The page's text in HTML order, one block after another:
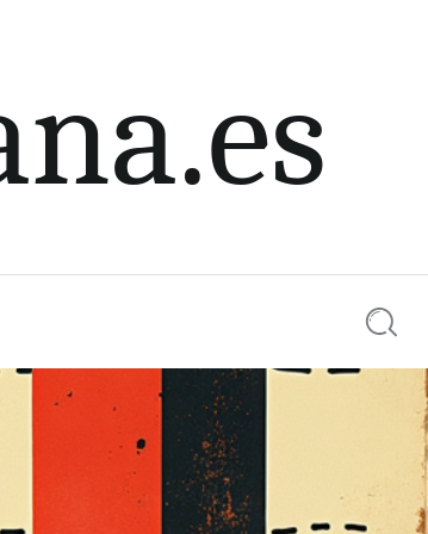
0 comments